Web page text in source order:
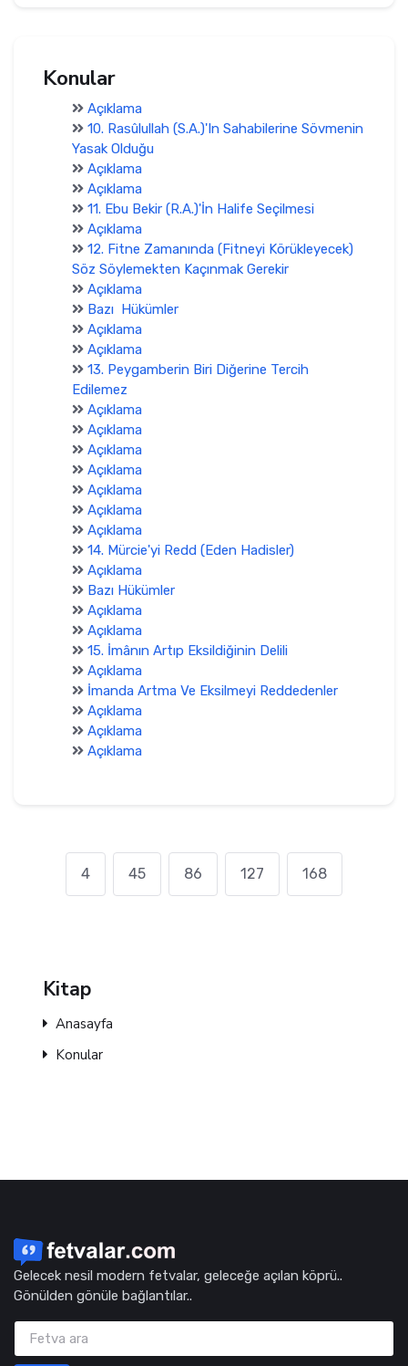
Konular
Açıklama
10. Rasûlullah (S.A.)'In Sahabilerine Sövmenin
Yasak Olduğu
Açıklama
Açıklama
11. Ebu Bekir (R.A.)'İn Halife Seçilmesi
Açıklama
12. Fitne Zamanında (Fitneyi Körükleyecek)
Söz Söylemekten Kaçınmak Gerekir
Açıklama
Bazı Hükümler
Açıklama
Açıklama
13. Peygamberin Biri Diğerine Tercih
Edilemez
Açıklama
Açıklama
Açıklama
Açıklama
Açıklama
Açıklama
Açıklama
14. Mürcie'yi Redd (Eden Hadisler)
Açıklama
Bazı Hükümler
Açıklama
Açıklama
15. İmânın Artıp Eksildiğinin Delili
Açıklama
İmanda Artma Ve Eksilmeyi Reddedenler
Açıklama
Açıklama
Açıklama
4 45 86 127 168
Kitap
Anasayfa
Konular
Gelecek nesil modern fetvalar, geleceğe açılan köprü..
Gönülden gönüle bağlantılar..